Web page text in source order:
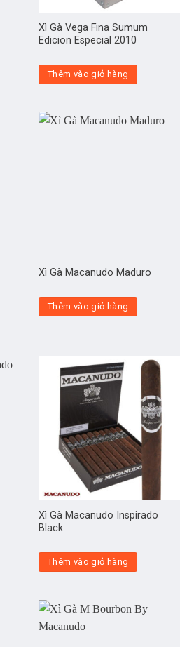
Xì Gà Vega Fina Sumum
Edicion Especial 2010
Thêm vào giỏ hàng
Xì Gà Macanudo Maduro
Thêm vào giỏ hàng
Xì Gà Macanudo Inspirado
Black
Thêm vào giỏ hàng